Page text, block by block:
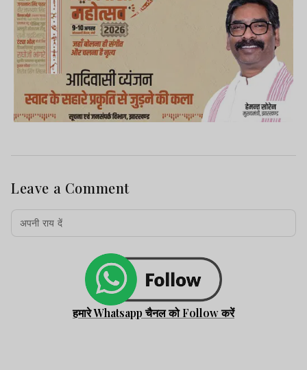
Advertisement
वहीं सलोमी बेक और निलेश बेक की गंभीर स्थिति को
देखते हुए उन्हें बेहतर इलाज के लिए उच्च चिकित्सा
Leave a Comment
हमारे Whatsapp चैनल को Follow करें